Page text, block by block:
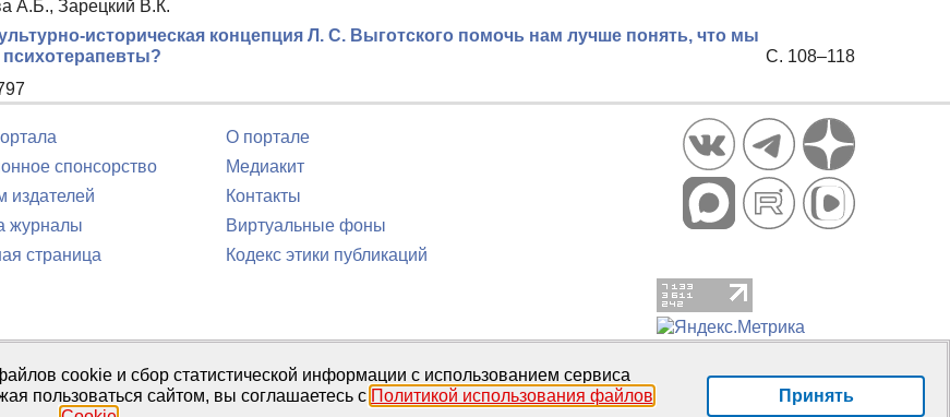
А.Б., Зарецкий В.К.
историческая концепция Л. С. Выготского помочь нам лучше понять, что мы
психотерапевты?
С. 108–118
спонсорство
издателей
журналы
страница
О портале
Медиакит
Контакты
Виртуальные фоны
Кодекс этики публикаций
г.
cookie и сбор статистической информации с использованием сервиса
пользоваться сайтом, вы соглашаетесь с Политикой использования файлов
Принять